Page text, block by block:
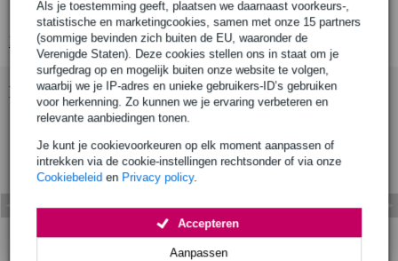
Als je toestemming geeft, plaatsen we daarnaast voorkeurs-,
statistische en marketingcookies, samen met onze 15 partners
(sommige bevinden zich buiten de EU, waaronder de
Verenigde Staten). Deze cookies stellen ons in staat om je
surfgedrag op en mogelijk buiten onze website te volgen,
waarbij we je IP-adres en unieke gebruikers-ID’s gebruiken
voor herkenning. Zo kunnen we je ervaring verbeteren en
relevante aanbiedingen tonen.
Je kunt je cookievoorkeuren op elk moment aanpassen of
intrekken via de cookie-instellingen rechtsonder of via onze
Cookiebeleid en Privacy policy.
Aanpassen
Accepteren
met staal binnenin
Bekijk alle productspecificaties
Bekijk ook eens (4)